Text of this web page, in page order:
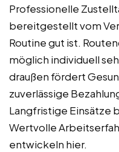
Professionelle
bereitgestellt vom
Routine gut ist.
möglich individuell
draußen fördert
zuverlässige
Langfristige Einsätze
Wertvolle
entwickeln hier.